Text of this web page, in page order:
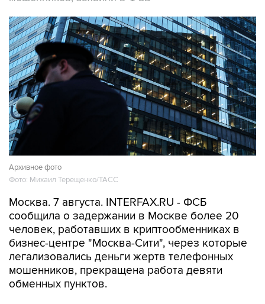
Архивное фото
Фото: Михаил Терещенко/ТАСС
Москва. 7 августа. INTERFAX.RU - ФСБ
человек, работавших в криптообменниках в
бизнес-центре "Москва-Сити", через которые
легализовались деньги жертв телефонных
мошенников, прекращена работа девяти
обменных пунктов.
"Во взаимодействии с МВД России пресечена